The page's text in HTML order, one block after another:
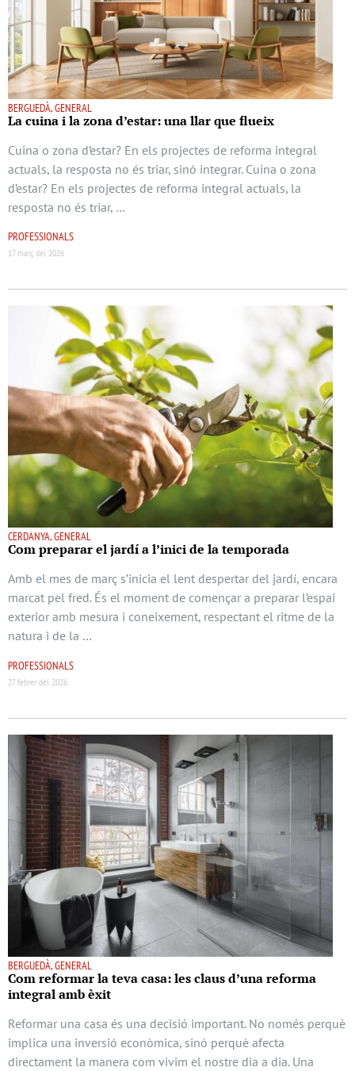
BERGUEDÀ, GENERAL
La cuina i la zona d’estar: una llar que flueix
Cuina o zona d’estar? En els projectes de reforma integral
actuals, la resposta no és triar, sinó integrar. Cuina o zona
d’estar? En els projectes de reforma integral actuals, la
resposta no és triar, …
PROFESSIONALS
17 març del 2026
CERDANYA, GENERAL
Com preparar el jardí a l’inici de la temporada
Amb el mes de març s’inicia el lent despertar del jardí, encara
marcat pel fred. És el moment de començar a preparar l’espai
exterior amb mesura i coneixement, respectant el ritme de la
natura i de la …
PROFESSIONALS
27 febrer del 2026
BERGUEDÀ, GENERAL
Com reformar la teva casa: les claus d’una reforma
integral amb èxit
Reformar una casa és una decisió important. No només perquè
implica una inversió econòmica, sinó perquè afecta
directament la manera com vivim el nostre dia a dia. Una